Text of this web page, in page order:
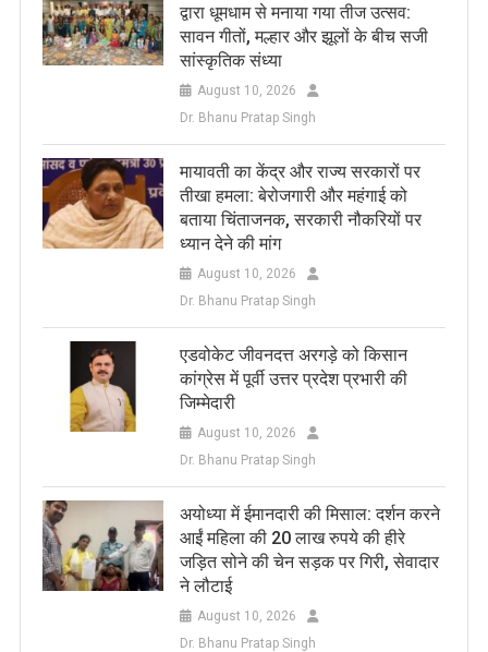
द्वारा धूमधाम से मनाया गया तीज उत्सव:
सावन गीतों, मल्हार और झूलों के बीच सजी
सांस्कृतिक संध्या
August 10, 2026
Dr. Bhanu Pratap Singh
मायावती का केंद्र और राज्य सरकारों पर
तीखा हमला: बेरोजगारी और महंगाई को
बताया चिंताजनक, सरकारी नौकरियों पर
ध्यान देने की मांग
August 10, 2026
Dr. Bhanu Pratap Singh
एडवोकेट जीवनदत्त अरगड़े को किसान
कांग्रेस में पूर्वी उत्तर प्रदेश प्रभारी की
जिम्मेदारी
August 10, 2026
Dr. Bhanu Pratap Singh
अयोध्या में ईमानदारी की मिसाल: दर्शन करने
आईं महिला की 20 लाख रुपये की हीरे
जड़ित सोने की चेन सड़क पर गिरी, सेवादार
ने लौटाई
August 10, 2026
Dr. Bhanu Pratap Singh